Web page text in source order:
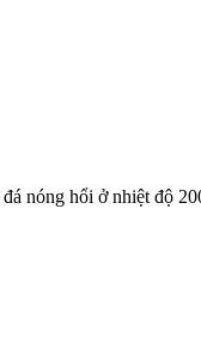
nóng hổi ở nhiệt độ